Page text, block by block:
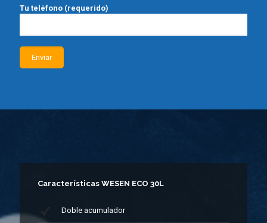
Tu teléfono (requerido)
Características WESEN ECO 30L
Doble acumulador